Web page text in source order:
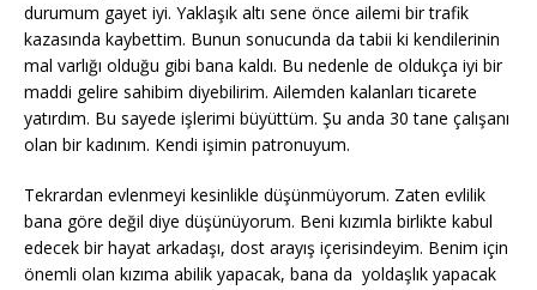
durumum gayet iyi. Yaklaşık altı sene önce ailemi bir trafik
kazasında kaybettim. Bunun sonucunda da tabii ki kendilerinin
mal varlığı olduğu gibi bana kaldı. Bu nedenle de oldukça iyi bir
maddi gelire sahibim diyebilirim. Ailemden kalanları ticarete
yatırdım. Bu sayede işlerimi büyüttüm. Şu anda 30 tane çalışanı
olan bir kadınım. Kendi işimin patronuyum.
Tekrardan evlenmeyi kesinlikle düşünmüyorum. Zaten evlilik
bana göre değil diye düşünüyorum. Beni kızımla birlikte kabul
edecek bir hayat arkadaşı, dost arayış içerisindeyim. Benim için
önemli olan kızıma abilik yapacak, bana da yoldaşlık yapacak